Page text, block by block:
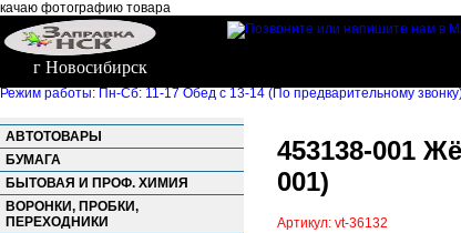
качаю фотографию товара
г Новосибирск
Режим работы: Пн-Сб: 11-17 Обед с 13-14 (По предварительному
АВТОТОВАРЫ
БУМАГА
БЫТОВАЯ И ПРОФ. ХИМИЯ
ВОРОНКИ, ПРОБКИ,
ПЕРЕХОДНИКИ
453138-001
001)
Артикул: vt-36132